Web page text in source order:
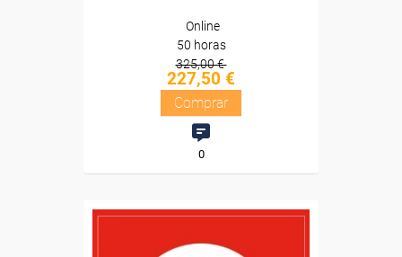
Online
50 horas
325,00 €
227,50 €
Comprar
0